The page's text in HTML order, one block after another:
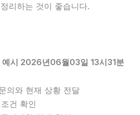
리하는 것이 좋습니다.
예시 2026년06월03일 13시31분
의와 현재 상황 전달
건 확인